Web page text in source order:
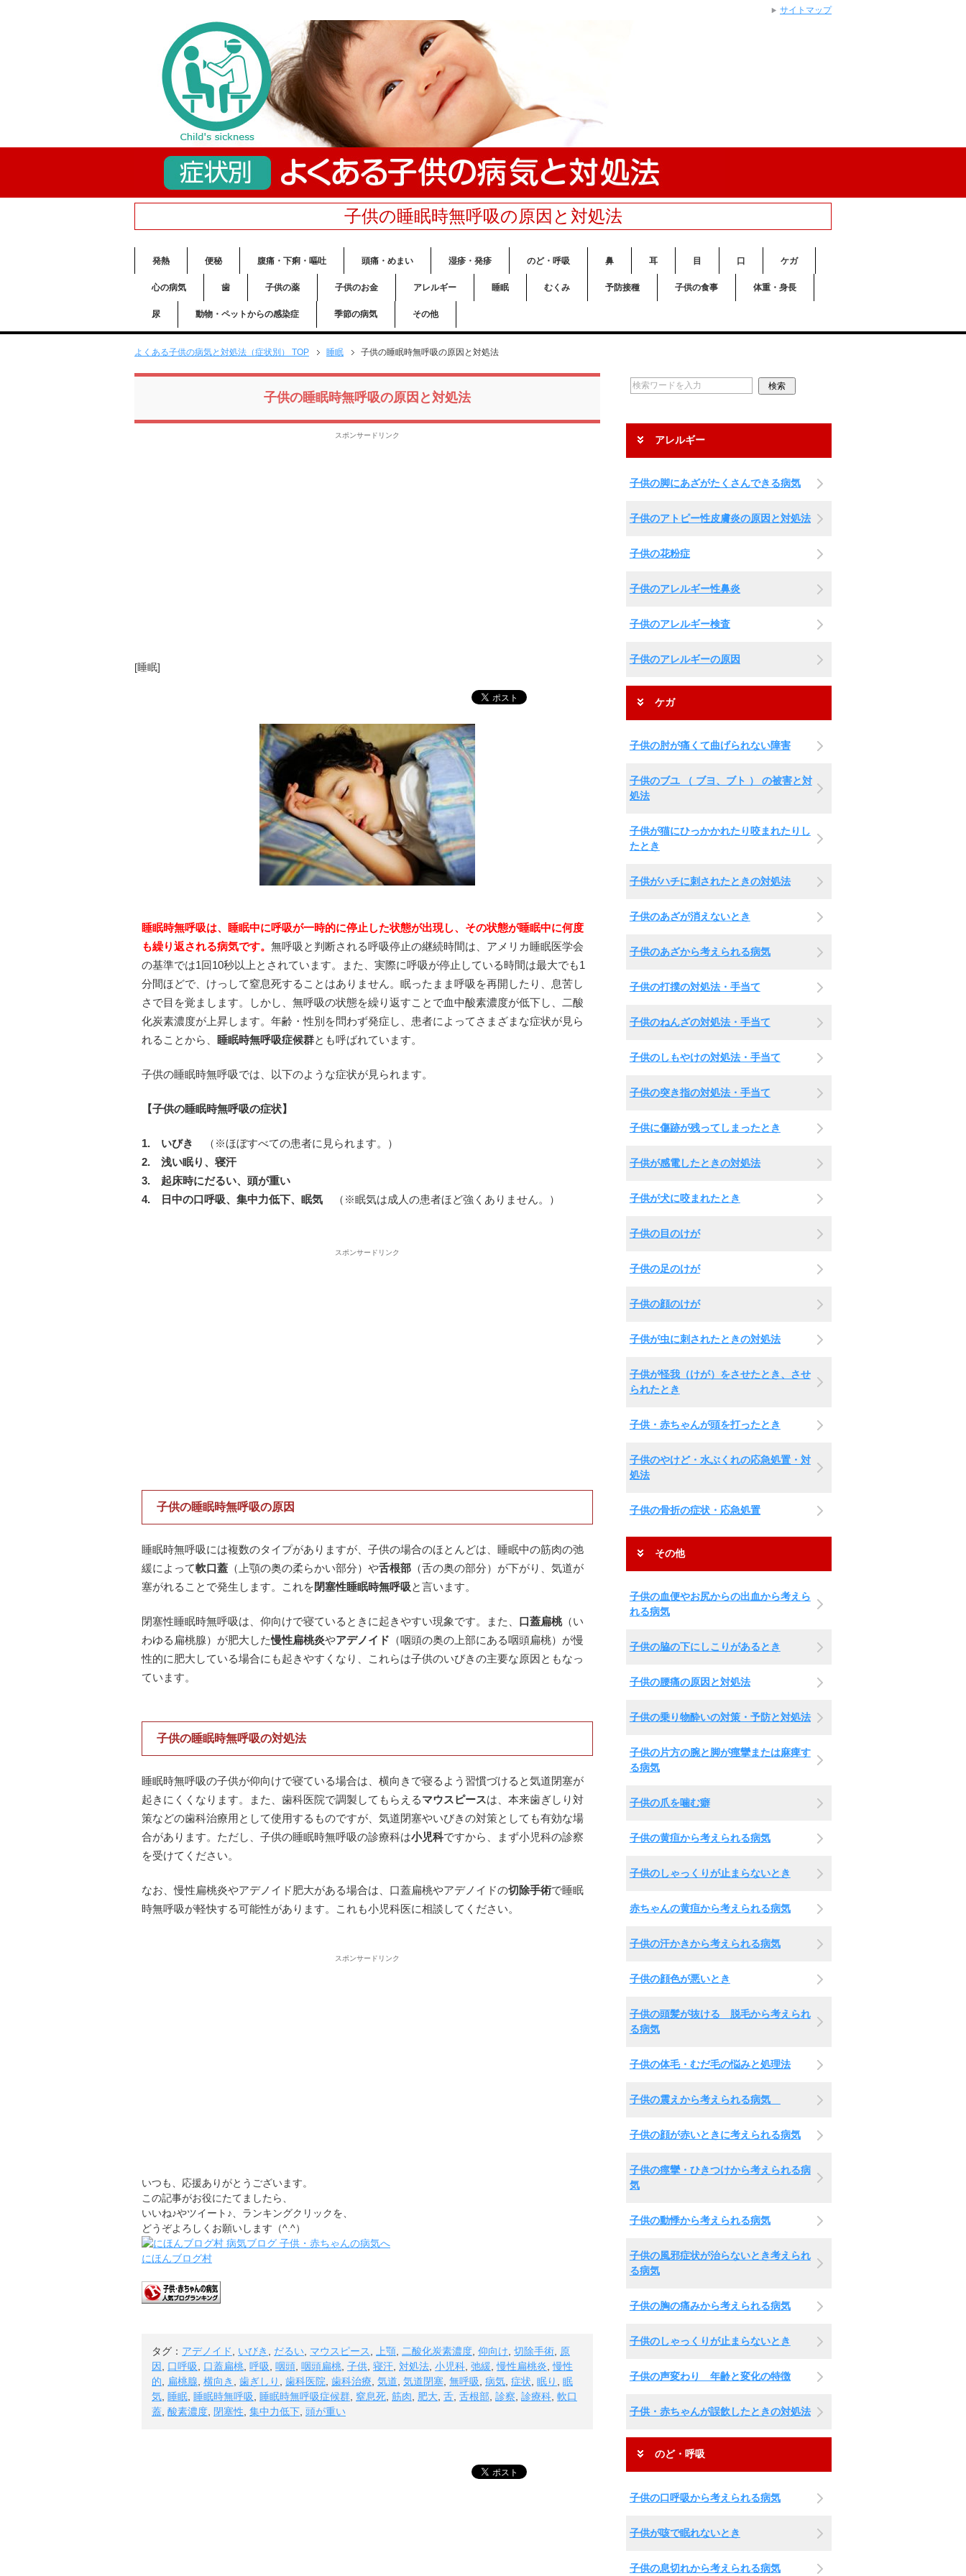
子供の睡眠時無呼吸の原因と対処法
発熱 便秘 腹痛・下痢・嘔吐 頭痛・めまい 湿疹・発疹 のど・呼吸 鼻 耳 目 口 ケガ
心の病気 歯 子供の薬 子供のお金 アレルギー 睡眠 むくみ 予防接種 子供の食事 体重・身長
尿 動物・ペットからの感染症 季節の病気 その他
よくある子供の病気と対処法（症状別） TOP 睡眠 子供の睡眠時無呼吸の原因と対処法
子供の睡眠時無呼吸の原因と対処法
スポンサードリンク
[睡眠]
睡眠時無呼吸は、睡眠中に呼吸が一時的に停止した状態が出現し、その状態が睡眠中に何度
も繰り返される病気です。 無呼吸と判断される呼吸停止の継続時間は、アメリカ睡眠医学会
の基準では1回10秒以上とされています。また、実際に呼吸が停止している時間は最大でも1
分間ほどで、けっして窒息死することはありません。眠ったまま呼吸を再開したり、息苦し
さで目を覚まします。しかし、無呼吸の状態を繰り返すことで血中酸素濃度が低下し、二酸
化炭素濃度が上昇します。年齢・性別を問わず発症し、患者によってさまざまな症状が見ら
れることから、
睡眠時無呼吸症候群とも呼ばれています。
子供の睡眠時無呼吸では、以下のような症状が見られます。
【子供の睡眠時無呼吸の症状】
1. いびき
（※ほぼすべての患者に見られます。）
2. 浅い眠り、寝汗
3. 起床時にだるい、頭が重い
4. 日中の口呼吸、集中力低下、眠気 （※眠気は成人の患者ほど強くありません。）
スポンサードリンク
子供の睡眠時無呼吸の原因
睡眠時無呼吸には複数のタイプがありますが、子供の場合のほとんどは、睡眠中の筋肉の弛
緩によって軟口蓋 （上顎の奥の柔らかい部分）や舌根部 （舌の奥の部分）が下がり、気道が
塞がれることで発生します。これを閉塞性睡眠時無呼吸と言います。
閉塞性睡眠時無呼吸は、仰向けで寝ているときに起きやすい現象です。また、 口蓋扁桃（い
わゆる扁桃腺）が肥大した慢性扁桃炎やアデノイド （咽頭の奥の上部にある咽頭扁桃）が慢
性的に肥大している場合にも起きやすくなり、これらは子供のいびきの主要な原因ともなっ
ています。
子供の睡眠時無呼吸の対処法
睡眠時無呼吸の子供が仰向けで寝ている場合は、横向きで寝るよう習慣づけると気道閉塞が
起きにくくなります。また、歯科医院で調製してもらえるマウスピースは、本来歯ぎしり対
策などの歯科治療用として使用するものですが、気道閉塞やいびきの対策としても有効な場
合があります。ただし、子供の睡眠時無呼吸の診療科は小児科ですから、まず小児科の診察
を受けてください。
なお、慢性扁桃炎やアデノイド肥大がある場合は、口蓋扁桃やアデノイドの切除手術で睡眠
時無呼吸が軽快する可能性があります。これも小児科医に相談してください。
スポンサードリンク
いつも、応援ありがとうございます。
この記事がお役にたてましたら、
いいね♪やツイート♪、ランキングクリックを、
どうぞよろしくお願いします（^.^）
にほんブログ村
タグ： アデノイド いびき だるい マウスピース 上顎 二酸化炭素濃度 仰向け 切除手術
原
因
口呼吸 口蓋扁桃 呼吸 咽頭 咽頭扁桃 子供 寝汗 対処法 小児科 弛緩 ,慢性扁桃炎 ,慢性
的
扁桃腺 横向き 歯ぎしり 歯科医院 歯科治療 気道 気道閉塞 無呼吸 病気 症状 眠り
眠
気 睡眠 睡眠時無呼吸 睡眠時無呼吸症候群 窒息死 筋肉 肥大 舌 舌根部 診察 診療科 軟口
蓋 酸素濃度 閉塞性 集中力低下 頭が重い
アレルギー
子供の脚にあざがたくさんできる病気
子供のアトピー性皮膚炎の原因と対処法
子供の花粉症
子供のアレルギー性鼻炎
子供のアレルギー検査
子供のアレルギーの原因
ケガ
子供の肘が痛くて曲げられない障害
子供のブユ （ ブヨ、ブト ） の被害と対
処法
子供が猫にひっかかれたり咬まれたりし
たとき
子供がハチに刺されたときの対処法
子供のあざが消えないとき
子供のあざから考えられる病気
子供の打撲の対処法・手当て
子供のねんざの対処法・手当て
子供のしもやけの対処法・手当て
子供の突き指の対処法・手当て
子供に傷跡が残ってしまったとき
子供が感電したときの対処法
子供が犬に咬まれたとき
子供の目のけが
子供の足のけが
子供の顔のけが
子供が虫に刺されたときの対処法
子供が怪我（けが）をさせたとき、させ
られたとき
子供・赤ちゃんが頭を打ったとき
子供のやけど・水ぶくれの応急処置・対
処法
子供の骨折の症状・応急処置
その他
子供の血便やお尻からの出血から考えら
れる病気
子供の脇の下にしこりがあるとき
子供の腰痛の原因と対処法
子供の乗り物酔いの対策・予防と対処法
子供の片方の腕と脚が痙攣または麻痺す
る病気
子供の爪を噛む癖
子供の黄疸から考えられる病気
子供のしゃっくりが止まらないとき
赤ちゃんの黄疸から考えられる病気
子供の汗かきから考えられる病気
子供の顔色が悪いとき
子供の頭髪が抜ける 脱毛から考えられ
る病気
子供の体毛・むだ毛の悩みと処理法
子供の震えから考えられる病気
子供の顔が赤いときに考えられる病気
子供の痙攣・ひきつけから考えられる病
気
子供の動悸から考えられる病気
子供の風邪症状が治らないとき考えられ
る病気
子供の胸の痛みから考えられる病気
子供のしゃっくりが止まらないとき
子供の声変わり 年齢と変化の特徴
子供・赤ちゃんが誤飲したときの対処法
のど・呼吸
子供の口呼吸から考えられる病気
子供が咳で眠れないとき
子供の息切れから考えられる病気
サイトマップ